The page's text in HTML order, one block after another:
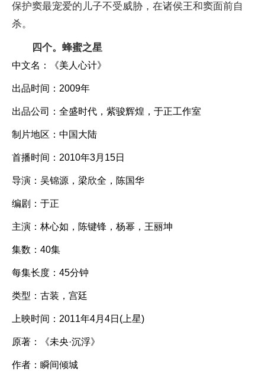
保护窦最宠爱的儿子不受威胁，在诸侯王和窦面前自
杀。
四个。蜂蜜之星
中文名：《美人心计》
出品时间：2009年
出品公司：全盛时代，紫骏辉煌，于正工作室
制片地区：中国大陆
首播时间：2010年3月15日
导演：吴锦源，梁欣全，陈国华
编剧：于正
主演：林心如，陈键锋，杨幂，王丽坤
集数：40集
每集长度：45分钟
类型：古装，宫廷
上映时间：2011年4月4日(上星)
原著：《未央·沉浮》
作者：瞬间倾城